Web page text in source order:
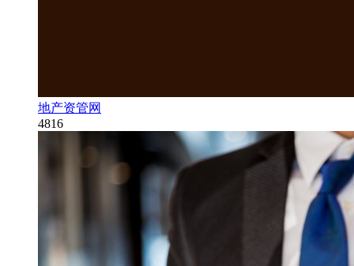
地产资管网
4816